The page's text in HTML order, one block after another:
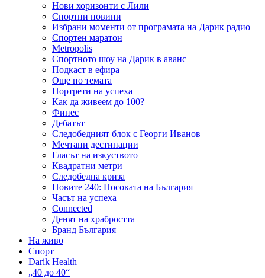
Нови хоризонти с Лили
Спортни новини
Избрани моменти от програмата на Дарик радио
Спортен маратон
Metropolis
Спортното шоу на Дарик в аванс
Подкаст в ефира
Още по темата
Портрети на успеха
Как да живеем до 100?
Финес
Дебатът
Следобедният блок с Георги Иванов
Мечтани дестинации
Гласът на изкуството
Квадратни метри
Следобедна криза
Новите 240: Посоката на България
Часът на успеха
Connected
Денят на храбростта
Бранд България
На живо
Спорт
Darik Health
„40 до 40“